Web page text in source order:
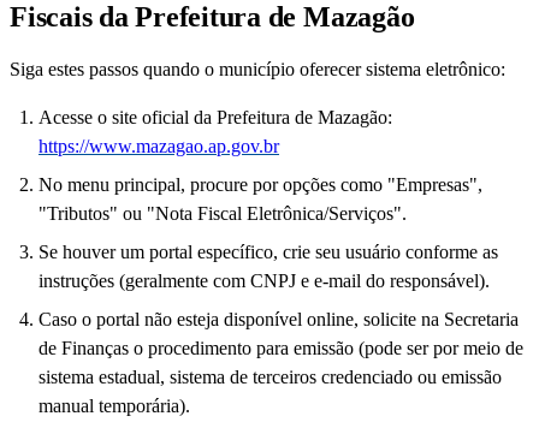
Fiscais da Prefeitura de Mazagão
Siga estes passos quando o município oferecer sistema eletrônico:
Acesse o site oficial da Prefeitura de Mazagão:
https://www.mazagao.ap.gov.br
No menu principal, procure por opções como "Empresas",
"Tributos" ou "Nota Fiscal Eletrônica/Serviços".
Se houver um portal específico, crie seu usuário conforme as
instruções (geralmente com CNPJ e e-mail do responsável).
Caso o portal não esteja disponível online, solicite na Secretaria
de Finanças o procedimento para emissão (pode ser por meio de
sistema estadual, sistema de terceiros credenciado ou emissão
manual temporária).